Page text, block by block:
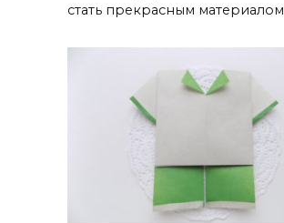
стать прекрасным материалом